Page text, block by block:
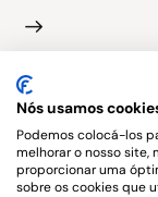
Nós usamos
Podemos colocá-los
melhorar o nosso site,
proporcionar uma
sobre os cookies que